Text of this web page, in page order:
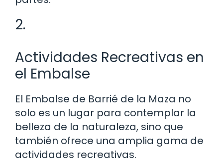
2.
Actividades Recreativas en
el Embalse
El Embalse de Barrié de la Maza no
solo es un lugar para contemplar la
belleza de la naturaleza, sino que
también ofrece una amplia gama de
actividades recreativas.